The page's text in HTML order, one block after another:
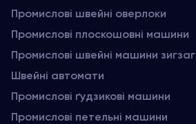
Промислові швейні оверлоки
Промислові плоскошовні машини
Промислові швейні машини зигзаг
Швейні автомати
Промислові ґудзикові машини
Промислові петельні машини